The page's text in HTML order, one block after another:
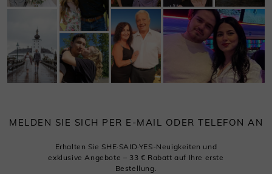
MELDEN SIE SICH PER E-MAIL ODER TELEFON AN
Erhalten Sie SHE·SAID·YES-Neuigkeiten und
exklusive Angebote – 33 € Rabatt auf Ihre erste
Bestellung.